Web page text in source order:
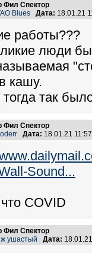
Фил Спектор
Blues Дата: 18.01.21
работы???
люди
кашу.
так
Фил Спектор
Дата: 18.01.21
Sound...
COVID
Фил Спектор
ушастый Дата: